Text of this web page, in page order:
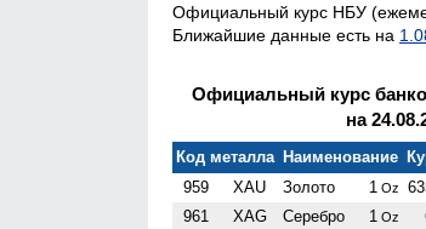
Официальный курс НБУ
Ближайшие данные есть на
Официальный курс
на
Код металла Наименование
959
XAU Золото 1 Oz
961 XAG Серебро 1 Oz